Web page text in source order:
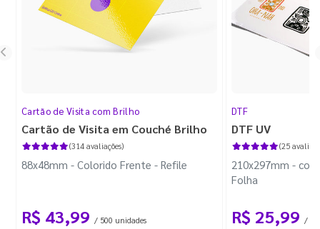
Cartão de Visita com Brilho
Cartão de Visita em Couché Brilho
(314 avaliações)
88x48mm - Colorido Frente - Refile
R$ 43,99 / 500 unidades
DTF
DTF UV
(25
210x297mm -
Folha
R$ 25,99 / 1